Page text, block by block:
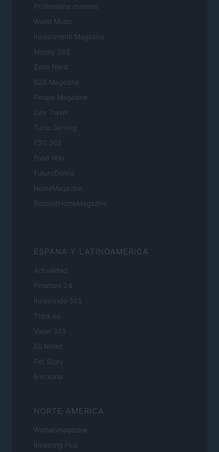
Professione mamma
World Music
Investimenti Magazine
Money 365
Zona Nerd
B2B Magazine
People Magazine
Day Travel
Tutto Gaming
ESG 365
Food Wiki
FuturoDonna
HomeMagazine
SecondHomeMagazine
ESPANA Y LATINOAMERICA
Actualidad
Finanzas 24
Investindo 365
Think.es
Viajar 365
ES Newz
Pet Story
Encocina
NORTE AMERICA
Womanmagazine
Investing Plus